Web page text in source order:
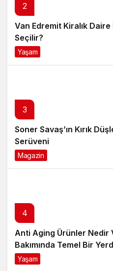
Seçilir?
4 ay önce
Soner Savaş’ın Kırık
Serüveni
Anti Aging Ürünler Nedir
Bakımında Temel Bir
Yaşam 8 ay önce